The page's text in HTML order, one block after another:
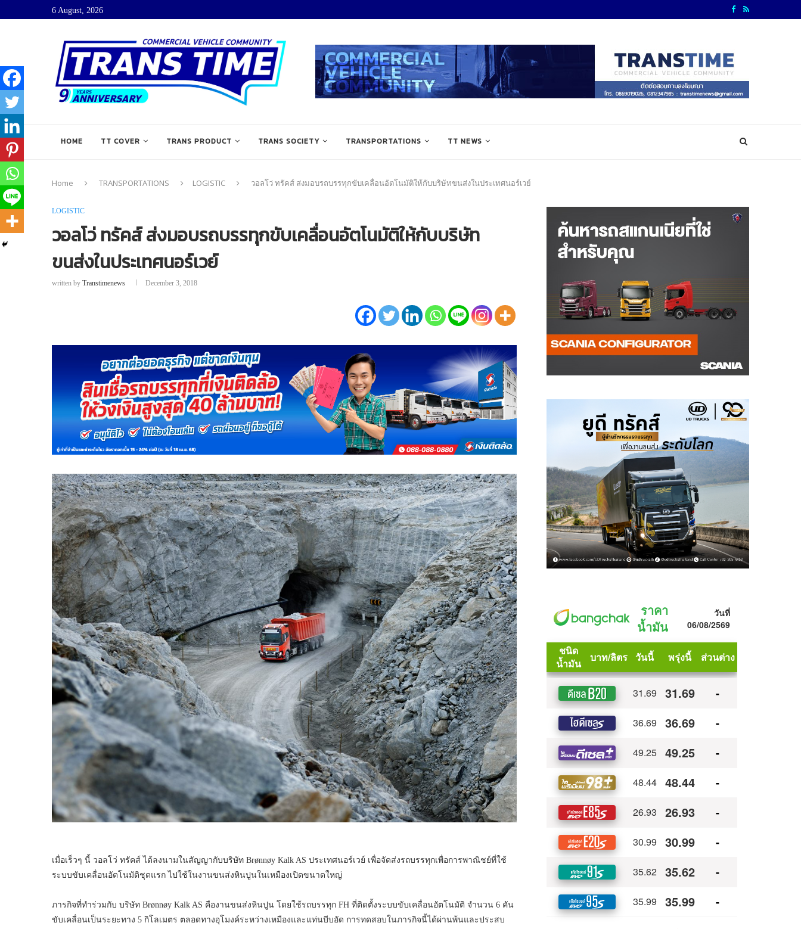
6 August, 2026
HOME TT COVER TRANS PRODUCT TRANS SOCIETY TRANSPORTATIONS TT NEWS
Home TRANSPORTATIONS LOGISTIC วอลโว่ ทรัคส์ ส่งมอบรถบรรทุกขับเคลื่อนอัตโนมัติให้กับบริษัทขนส่งในประเทศนอร์เวย์
LOGISTIC
วอลโว่ ทรัคส์ ส่งมอบรถบรรทุกขับเคลื่อนอัตโนมัติให้กับบริษัท
ขนส่งในประเทศนอร์เวย์
written by Transtimenews December 3, 2018
เมื่อเร็วๆ นี้ วอลโว่ ทรัคส์ ได้ลงนามในสัญญากับบริษัท Brønnøy Kalk AS ประเทศนอร์เวย์ เพื่อจัดส่งรถบรรทุกเพื่อการพาณิชย์ที่ใช้
ระบบขับเคลื่อนอัตโนมัติชุดแรก ไปใช้ในงานขนส่งหินปูนในเหมืองเปิดขนาดใหญ่
ภารกิจที่ทำร่วมกับ บริษัท Brønnøy Kalk AS คืองานขนส่งหินปูน โดยใช้รถบรรทุก FH ที่ติดตั้งระบบขับเคลื่อนอัตโนมัติ จำนวน 6 คัน
ขับเคลื่อนเป็นระยะทาง 5 กิโลเมตร ตลอดทางอุโมงค์ระหว่างเหมืองและแท่นบีบอัด การทดสอบในภารกิจนี้ได้ผ่านพ้นและประสบ